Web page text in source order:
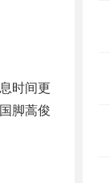
时间更
脚蒿俊